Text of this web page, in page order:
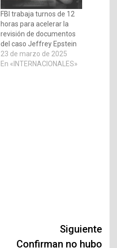
FBI trabaja turnos de 12
horas para acelerar la
revisión de documentos
del caso Jeffrey Epstein
23 de marzo de 2025
En «INTERNACIONALES»
Siguiente
Confirman no hubo